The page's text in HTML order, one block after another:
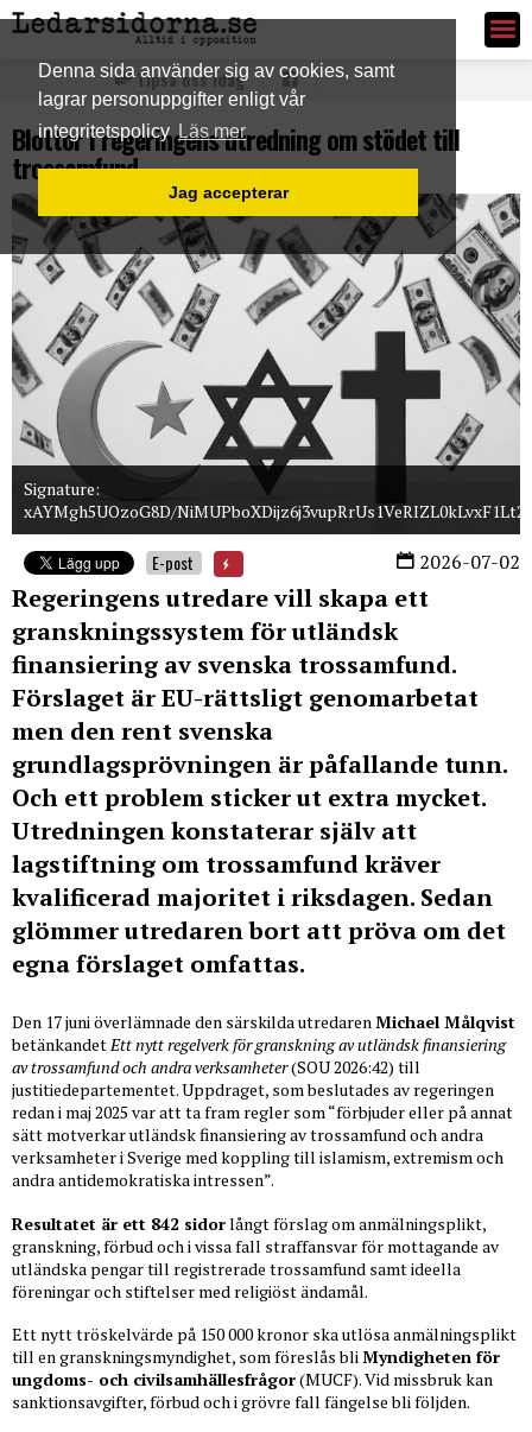
Denna sida använder sig av cookies, samt
lagrar personuppgifter enligt vår
integritetspolicy Läs mer
Jag accepterar
Ledarsidorna.se
Tipsa oss idag
Blottor i regeringens utredning om stödet till
trossamfund
Signature:
xAYMgh5UOzoG8D/
2026-07-02
E-post
Regeringens utredare vill skapa ett
granskningssystem för utländsk
finansiering av svenska trossamfund.
Förslaget är EU-rättsligt genomarbetat
men den rent svenska
grundlagsprövningen är påfallande tunn.
Och ett problem sticker ut extra mycket.
Utredningen konstaterar själv att
lagstiftning om trossamfund kräver
kvalificerad majoritet i riksdagen. Sedan
glömmer utredaren bort att pröva om det
egna förslaget omfattas.
Den 17 juni överlämnade den särskilda utredarenMichael Målqvist
betänkandetEtt nytt regelverk för granskning av utländsk finansiering
av trossamfund och andra verksamheter(SOU 2026:42) till
justitiedepartementet. Uppdraget, som beslutades av regeringen
redan i maj 2025 var att ta fram regler som “förbjuder eller på annat
sätt motverkar utländsk finansiering av trossamfund och andra
verksamheter i Sverige med koppling till islamism, extremism och
andra antidemokratiska intressen”.
Resultatet är ett 842 sidorlångt förslag om anmälningsplikt,
granskning, förbud och i vissa fall straffansvar för mottagande av
utländska pengar till registrerade trossamfund samt ideella
föreningar och stiftelser med religiöst ändamål.
Ett nytt tröskelvärde på 150 000 kronor ska utlösa anmälningsplikt
till en granskningsmyndighet, som föreslås bliMyndigheten för
ungdoms- och civilsamhällesfrågor(MUCF). Vid missbruk kan
sanktionsavgifter, förbud och i grövre fall fängelse bli följden.